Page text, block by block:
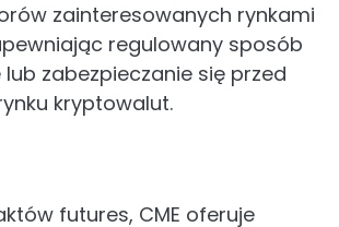
zainteresowanych rynkami
regulowany sposób
zabezpieczanie się przed
kryptowalut.
futures, CME oferuje